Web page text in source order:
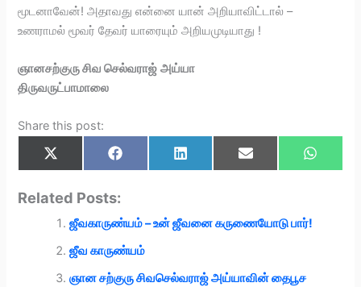
மூடனாவேன்! அதாவது என்னை யான் அறியாவிட்டால் –
உணராமல் மூவர் தேவர் யாரையும் அறியமுடியாது !
ஞானசற்குரு சிவ செல்வராஜ் அய்யா
திருவருட்பாமாலை
Share this post:
Share
on
X
(
w
i
t
t
r
Share
on
F
a
o
o
Share
on
L
i
I
Share
on
E
m
Share
on
W
h
Related Posts:
ஜீவகாருண்யம் – உன் ஜீவனை கருணையோடு பார்!
ஜீவ காருண்யம்
ஞான சற்குரு சிவசெல்வராஜ் அய்யாவின் தைபூச